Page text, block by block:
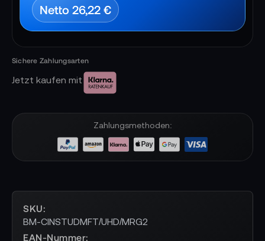
Netto 26,22 €
Jetzt kaufen mit
Zahlungsmethoden:
SKU
BM-CINSTUDMFT/UHD/MRG2
EAN-Nummer